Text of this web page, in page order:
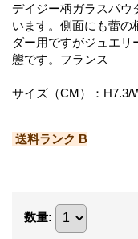
デイジー柄ガラスパウ
います。側面にも蕾の
ダー用ですがジュエ
態です。フランス
サイズ（CM）：H7.3/
送料ランク B
数量: